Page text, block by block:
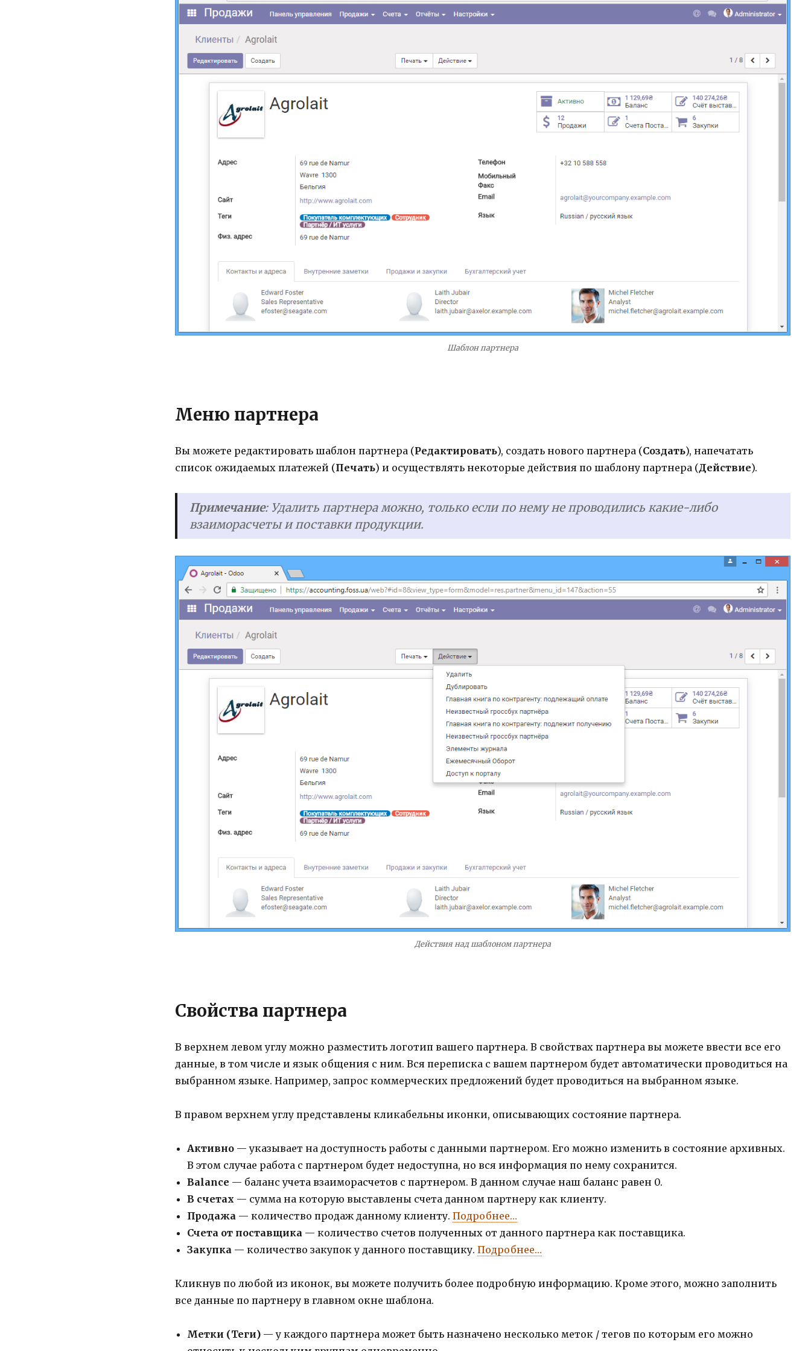
Шаблон партнера
Меню партнера
Вы можете редактировать шаблон партнера (Редактировать), создать нового партнера (Создать), напечатать
список ожидаемых платежей (Печать) и осуществлять некоторые действия по шаблону партнера (Действие).
Примечание: Удалить партнера можно, только если по нему не проводились какие-либо
взаиморасчеты и поставки продукции.
Действия над шаблоном партнера
Свойства партнера
В верхнем левом углу можно разместить логотип вашего партнера. В свойствах партнера вы можете ввести все его
данные, в том числе и язык общения с ним. Вся переписка с вашем партнером будет автоматически проводиться на
выбранном языке. Например, запрос коммерческих предложений будет проводиться на выбранном языке.
В правом верхнем углу представлены кликабельны иконки, описывающих состояние партнера.
Активно— указывает на доступность работы с данными партнером. Его можно изменить в состояние архивных.
В этом случае работа с партнером будет недоступна, но вся информация по нему сохранится.
Balance — баланс учета взаиморасчетов с партнером. В данном случае наш баланс равен 0.
В счетах — сумма на которую выставлены счета данном партнеру как клиенту.
Продажа — количество продаж данному клиенту. Подробнее…
Счета от поставщика — количество счетов полученных от данного партнера как поставщика.
Закупка — количество закупок у данного поставщику. Подробнее…
Кликнув по любой из иконок, вы можете получить более подробную информацию. Кроме этого, можно заполнить
все данные по партнеру в главном окне шаблона.
Метки (Теги)— у каждого партнера может быть назначено несколько меток / тегов по которым его можно